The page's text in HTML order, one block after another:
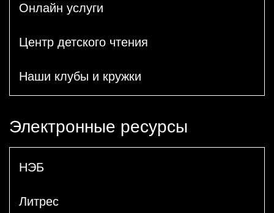
Онлайн услуги
Центр детского чтения
Наши клубы и кружки
Электронные ресурсы
НЭБ
Литрес